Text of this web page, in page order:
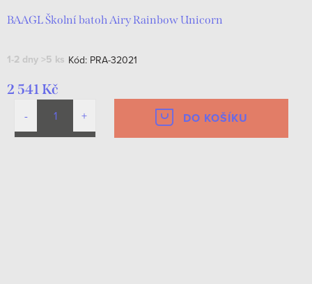
BAAGL Školní batoh Airy Rainbow Unicorn
1-2 dny >5 ks Kód: PRA-32021
2 541 Kč
DO KOŠÍKU